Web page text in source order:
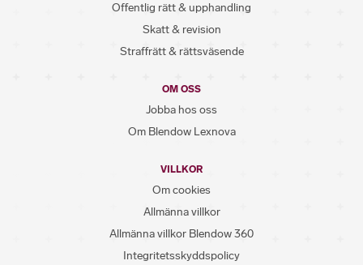
Offentlig rätt & upphandling
Skatt & revision
Straffrätt & rättsväsende
OM OSS
Jobba hos oss
Om Blendow Lexnova
VILLKOR
Om cookies
Allmänna villkor
Allmänna villkor Blendow 360
Integritetsskyddspolicy